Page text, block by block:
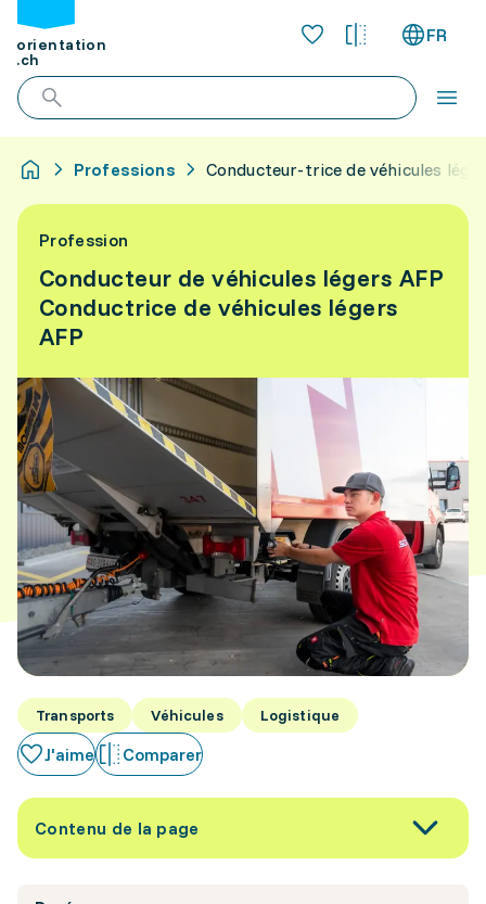
orientation
.ch
FR
Professions Conducteur-trice de véhicules
Profession
Conducteur de véhicules légers AFP
Conductrice de véhicules légers
AFP
Transports Véhicules Logistique
J'aime Comparer
Contenu de la page